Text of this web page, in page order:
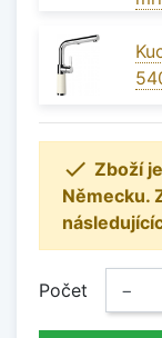
 Zboží
Německu.
Počet −